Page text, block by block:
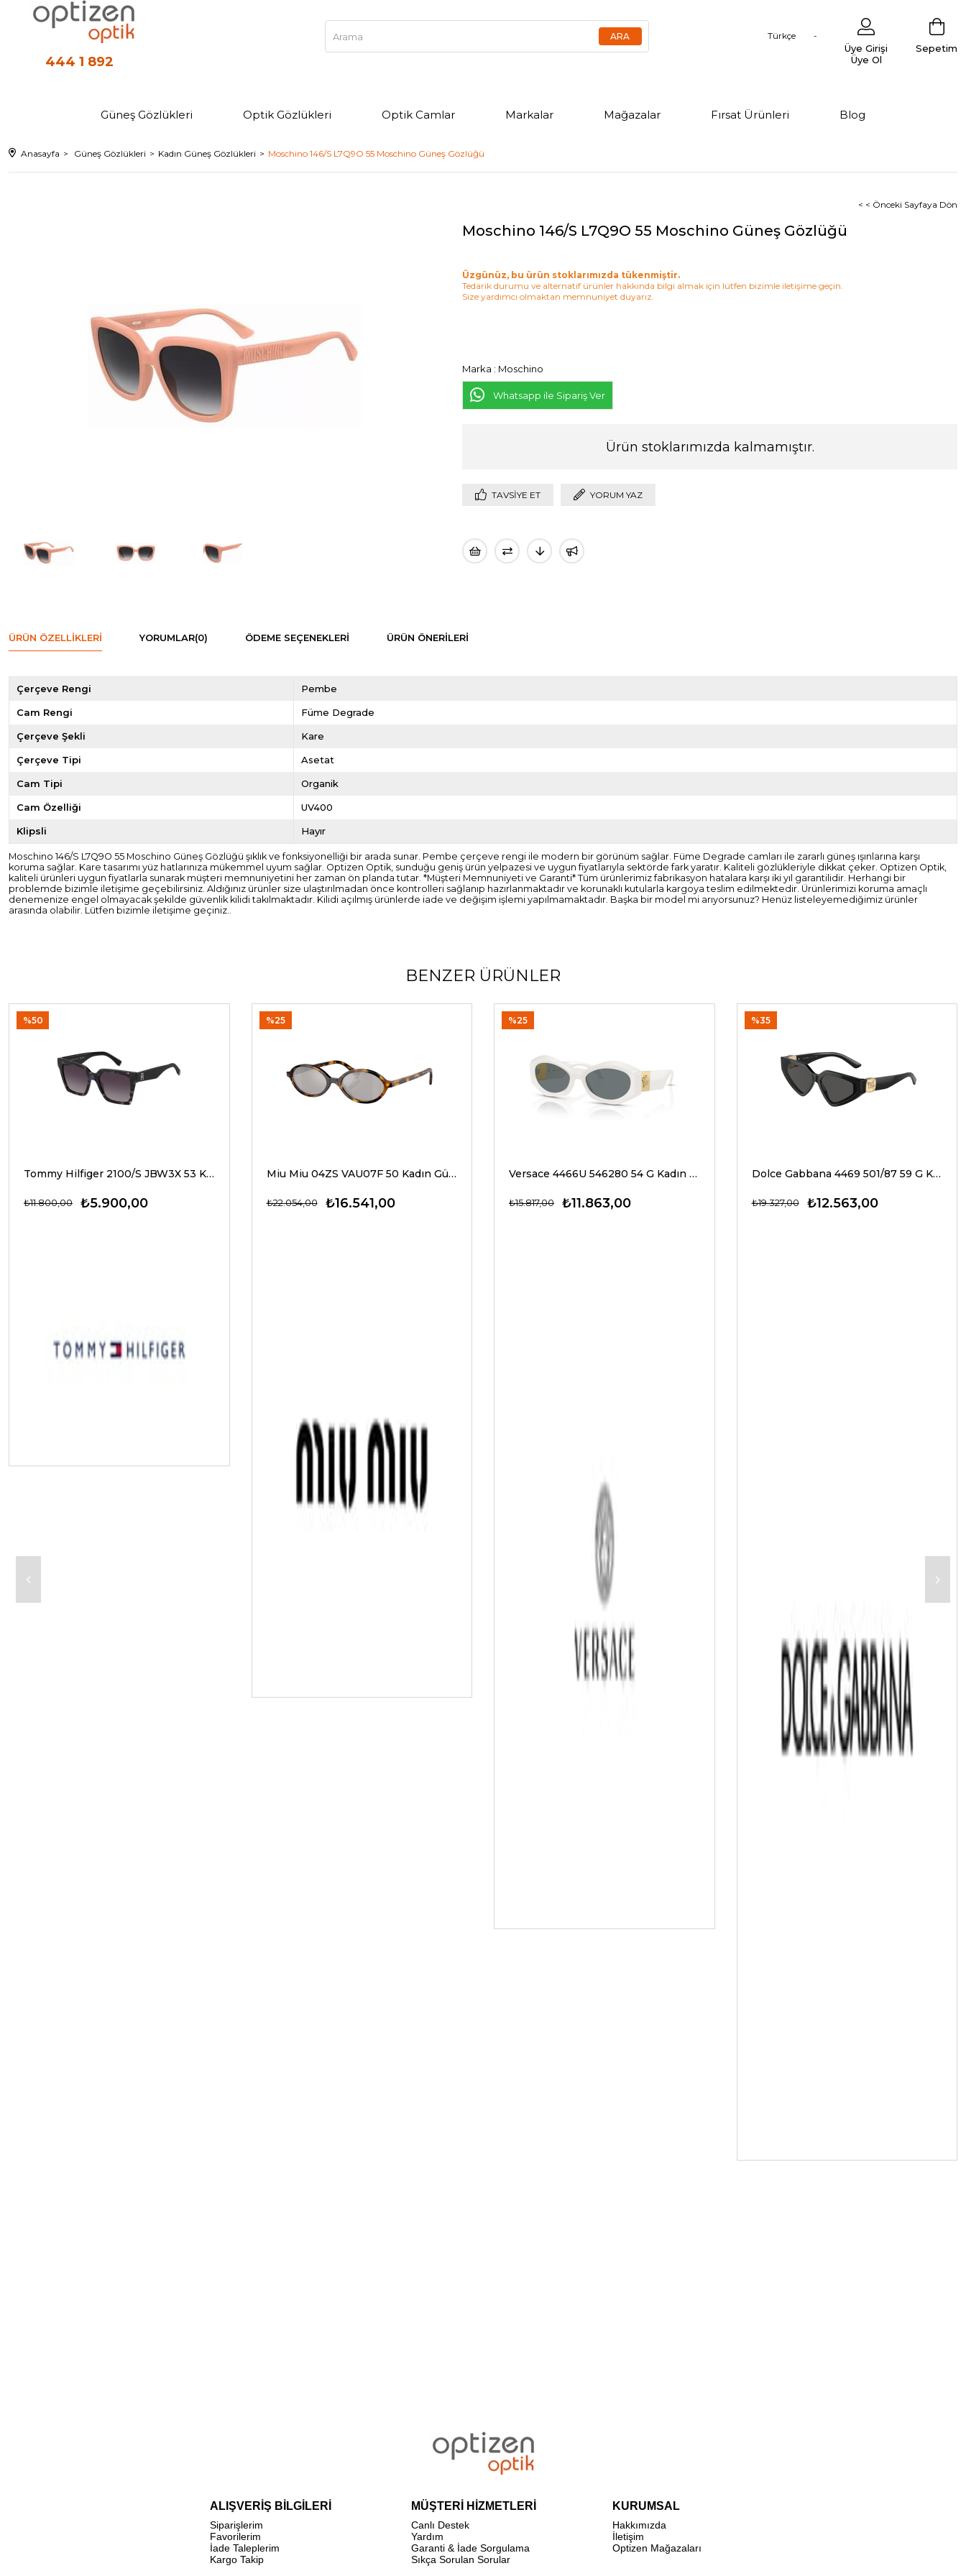
444 1 892
Türkçe
Sepetim
Üye Girişi
Üye Ol
Güneş Gözlükleri Optik Gözlükleri Optik Camlar Markalar Mağazalar Fırsat Ürünleri Blog
Anasayfa Güneş Gözlükleri Kadın Güneş Gözlükleri Moschino 146/S L7Q9O 55 Moschino Güneş Gözlüğü
< < Önceki Sayfaya Dön
Moschino 146/S L7Q9O 55 Moschino Güneş Gözlüğü
Üzgünüz, bu ürün stoklarımızda tükenmiştir.
Tedarik durumu ve alternatif ürünler hakkında bilgi almak için lütfen bizimle iletişime geçin.
Size yardımcı olmaktan memnuniyet duyarız.
Marka : Moschino
Whatsapp ile Sipariş Ver
Ürün stoklarımızda kalmamıştır.
TAVSIYE ET YORUM YAZ
ÜRÜN ÖZELLIKLERI YORUMLAR(0) ÖDEME SEÇENEKLERI ÜRÜN ÖNERILERI
Çerçeve Rengi Pembe
Cam Rengi Füme Degrade
Çerçeve Şekli Kare
Çerçeve Tipi Asetat
Cam Tipi Organik
Cam Özelliği UV400
Klipsli Hayır
Moschino 146/S L7Q9O 55 Moschino Güneş Gözlüğü şıklık ve fonksiyonelliği bir arada sunar. Pembe çerçeve rengi ile modern bir görünüm sağlar. Füme Degrade camları ile zararlı güneş ışınlarına karşı
koruma sağlar. Kare tasarımı yüz hatlarınıza mükemmel uyum sağlar. Optizen Optik, sunduğu geniş ürün yelpazesi ve uygun fiyatlarıyla sektörde fark yaratır. Kaliteli gözlükleriyle dikkat çeker. Optizen Optik,
kaliteli ürünleri uygun fiyatlarla sunarak müşteri memnuniyetini her zaman ön planda tutar. *Müşteri Memnuniyeti ve Garanti* Tüm ürünlerimiz fabrikasyon hatalara karşı iki yıl garantilidir. Herhangi bir
problemde bizimle iletişime geçebilirsiniz. Aldığınız ürünler size ulaştırılmadan önce kontrolleri sağlanıp hazırlanmaktadır ve korunaklı kutularla kargoya teslim edilmektedir. Ürünlerimizi koruma amaçlı
denemenize engel olmayacak şekilde güvenlik kilidi takılmaktadır. Kilidi açılmış ürünlerde iade ve değişim işlemi yapılmamaktadır. Başka bir model mi arıyorsunuz? Henüz listeleyemediğimiz ürünler
arasında olabilir. Lütfen bizimle iletişime geçiniz..
BENZER ÜRÜNLER
Tommy Hilfiger 2100/S JBW3X 53 Kadın Güneş Gözlükleri
₺5.900,00
₺11.800,00
%50
Miu Miu 04ZS VAU07F 50 Kadın Güneş Gözlükleri
₺16.541,00
₺22.054,00
%25
Versace 4466U 546280 54 G Kadın Güneş Gözlükleri
₺11.863,00
₺15.817,00
%25
Dolce Gabbana 4469 501/87 59 G Kadın Güneş Gözlükleri
₺12.563,00
₺19.327,00
%35
ALIŞVERİŞ BİLGİLERİ
Siparişlerim
Favorilerim
İade Taleplerim
Kargo Takip
MÜŞTERİ HİZMETLERİ
Canlı Destek
Yardım
Garanti & İade Sorgulama
Sıkça Sorulan Sorular
KURUMSAL
Hakkımızda
İletişim
Optizen Mağazaları